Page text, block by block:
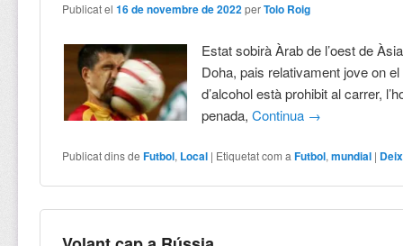
Publicat el16 de novembre de 2022 perTolo Roig
Estat sobirà Àrab de l’oest de
Doha, pais relativament jove on
d’alcohol està prohibit al carrer,
penada,Continua →
Publicat dins de Futbol, Local | Etiquetat com a Futbol,mundial |